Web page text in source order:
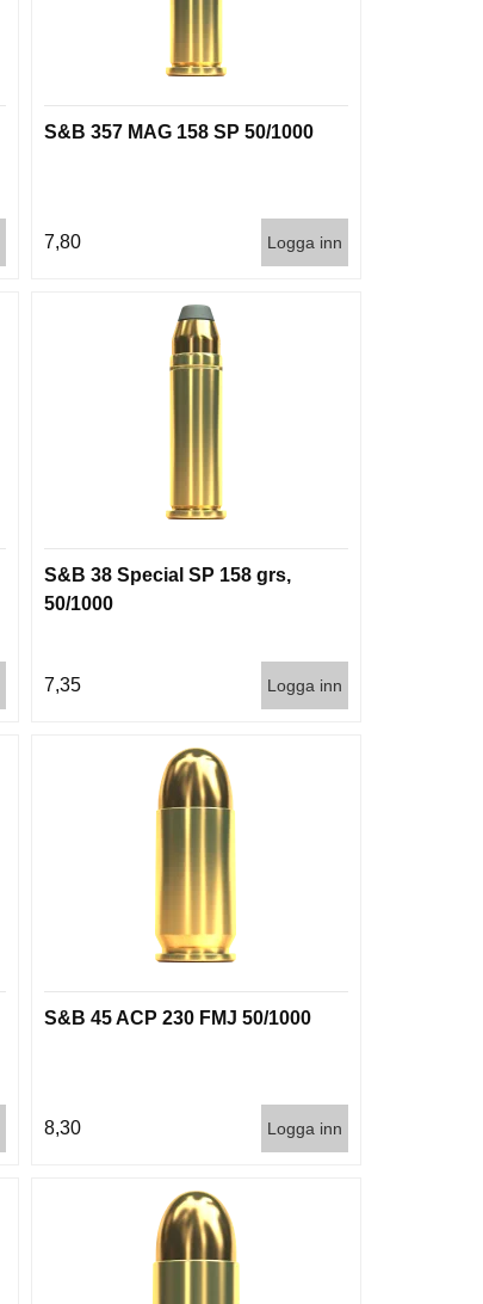
S&B 357 MAG 158 SP 50/1000
7,80 Logga inn
S&B 38 Special SP 158 grs,
50/1000
7,35 Logga inn
S&B 45 ACP 230 FMJ 50/1000
8,30 Logga inn